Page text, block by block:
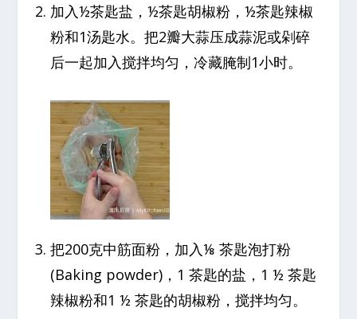
加入½茶匙盐，½茶匙胡椒粉，½茶匙辣椒
粉和1汤匙水。把2瓣大蒜压成蒜泥或剁碎
后一起加入搅拌均匀，冷藏腌制1小时。
把200克中筋面粉，加入⅛ 茶匙泡打粉
(Baking powder)，1 茶匙的盐，1 ½ 茶匙
辣椒粉和1 ½ 茶匙的胡椒粉，搅拌均匀。